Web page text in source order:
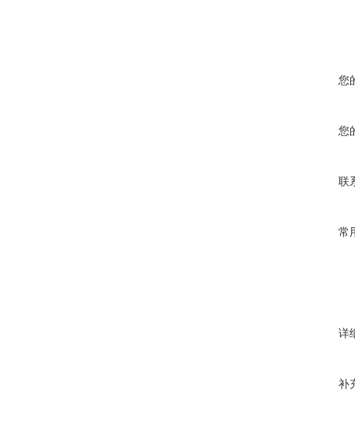
您
您
联
常
详
补